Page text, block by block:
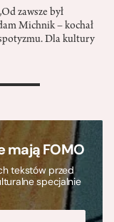
zawsze był
Michnik – kochał
Dla kultury
mają FOMO
tekstów przed
specjalnie